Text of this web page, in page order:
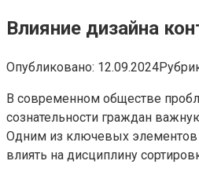
Влияние дизайна
Опубликовано: 12.09.2024
В современном обществе
сознательности граждан
Одним из ключевых элементов
влиять на дисциплину